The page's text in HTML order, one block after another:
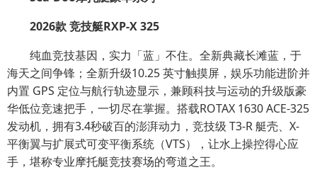
2026款 竞技艇RXP-X 325
纯血竞技基因，实力「蓝」不住。全新典藏长滩蓝，于
海天之间争锋；全新升级10.25 英寸触摸屏，娱乐功能进阶并
内置 GPS 定位与航行轨迹显示，兼顾科技与运动的升级版豪
华低位竞速把手，一切尽在掌握。搭载ROTAX 1630 ACE-325
发动机，拥有3.4秒破百的澎湃动力，竞技级 T3-R 艇壳、X-
平衡翼与扩展式可变平衡系统（VTS），让水上操控得心应
手，堪称专业摩托艇竞技赛场的弯道之王。